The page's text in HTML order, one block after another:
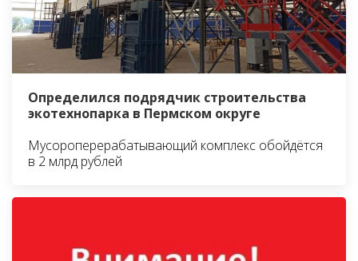
Определился подрядчик строительства
экотехнопарка в Пермском округе
Мусороперерабатывающий комплекс обойдётся
в 2 млрд рублей